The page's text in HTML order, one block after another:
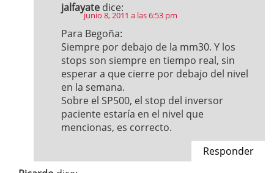
jalfayate dice:
junio 8, 2011 a las 6:53 pm
Para Begoña:
Siempre por debajo de la mm30. Y los
stops son siempre en tiempo real, sin
esperar a que cierre por debajo del nivel
en la semana.
Sobre el SP500, el stop del inversor
paciente estaría en el nivel que
mencionas, es correcto.
Responder